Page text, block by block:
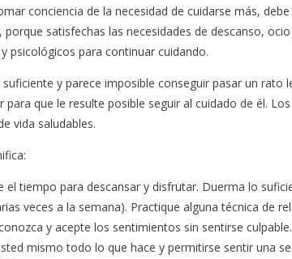
conciencia de la necesidad de cuidarse más,
satisfechas las necesidades de descanso,
psicológicos para continuar cuidando.
y parece imposible conseguir pasar un rato
que le resulte posible seguir al cuidado de él.
vida saludables.
el tiempo para descansar y disfrutar. Duerma lo
veces a la semana). Practique alguna técnica de
y acepte los sentimientos sin sentirse
mismo todo lo que hace y permitirse sentir una